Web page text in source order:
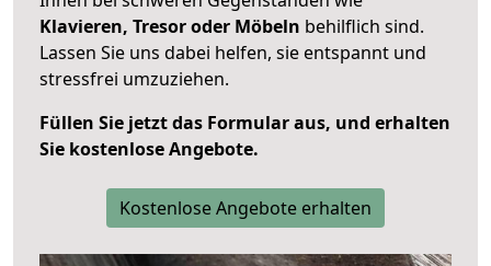
Klavieren, Tresor oder Möbeln behilflich sind.
Lassen Sie uns dabei helfen, sie entspannt und
stressfrei umzuziehen.
Füllen Sie jetzt das Formular aus, und erhalten
Sie kostenlose Angebote.
Kostenlose Angebote erhalten